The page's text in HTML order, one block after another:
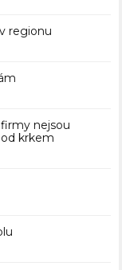
regionu
nejsou
krkem